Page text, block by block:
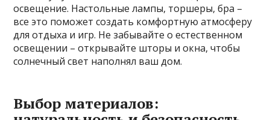
освещение. Настольные лампы, торшеры, бра –
все это поможет создать комфортную атмосферу
для отдыха и игр. Не забывайте о естественном
освещении – открывайте шторы и окна, чтобы
солнечный свет наполнял ваш дом.
Выбор материалов: